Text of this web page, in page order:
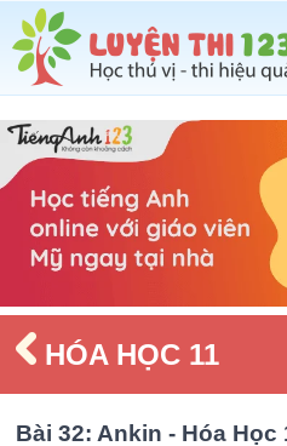
HÓA HỌC 11
Bài 32: Ankin - Hóa Học